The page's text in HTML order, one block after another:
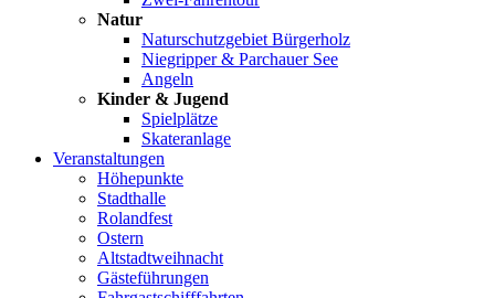
Natur
Naturschutzgebiet Bürgerholz
Niegripper & Parchauer See
Angeln
Kinder & Jugend
Spielplätze
Skateranlage
Veranstaltungen
Höhepunkte
Stadthalle
Rolandfest
Ostern
Altstadtweihnacht
Gästeführungen